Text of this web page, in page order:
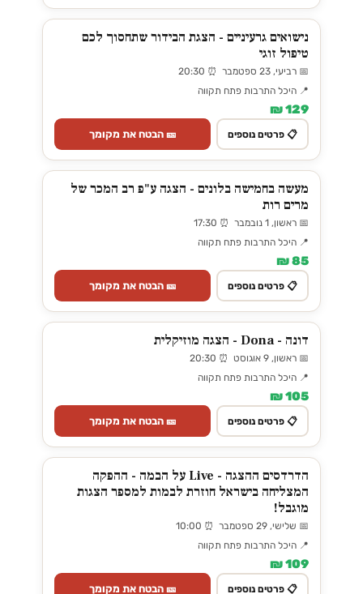
נישואים גרעיניים - הצגת הבידור שתחסוך לכם
טיפול זוגי
📅 רביעי, 23 ספטמבר ⏰ 20:30
📍 היכל התרבות פתח תקווה
129 ₪
📋 פרטים נוספים 🎫 הבטח את מקומך
מעשה בחמישה בלונים - הצגה ע"פ רב המכר של
מרים רות
📅 ראשון, 1 נובמבר ⏰ 17:30
📍 היכל התרבות פתח תקווה
85 ₪
📋 פרטים נוספים 🎫 הבטח את מקומך
דונה - Dona - הצגה מוזיקלית
📅 ראשון, 9 אוגוסט ⏰ 20:30
📍 היכל התרבות פתח תקווה
105 ₪
📋 פרטים נוספים 🎫 הבטח את מקומך
הדרדסים ההצגה - Live על הבמה - ההפקה
המצליחה בישראל חוזרת לבמות למספר הצגות
מוגבל!
📅 שלישי, 29 ספטמבר ⏰ 10:00
📍 היכל התרבות פתח תקווה
109 ₪
📋 פרטים נוספים 🎫 הבטח את מקומך